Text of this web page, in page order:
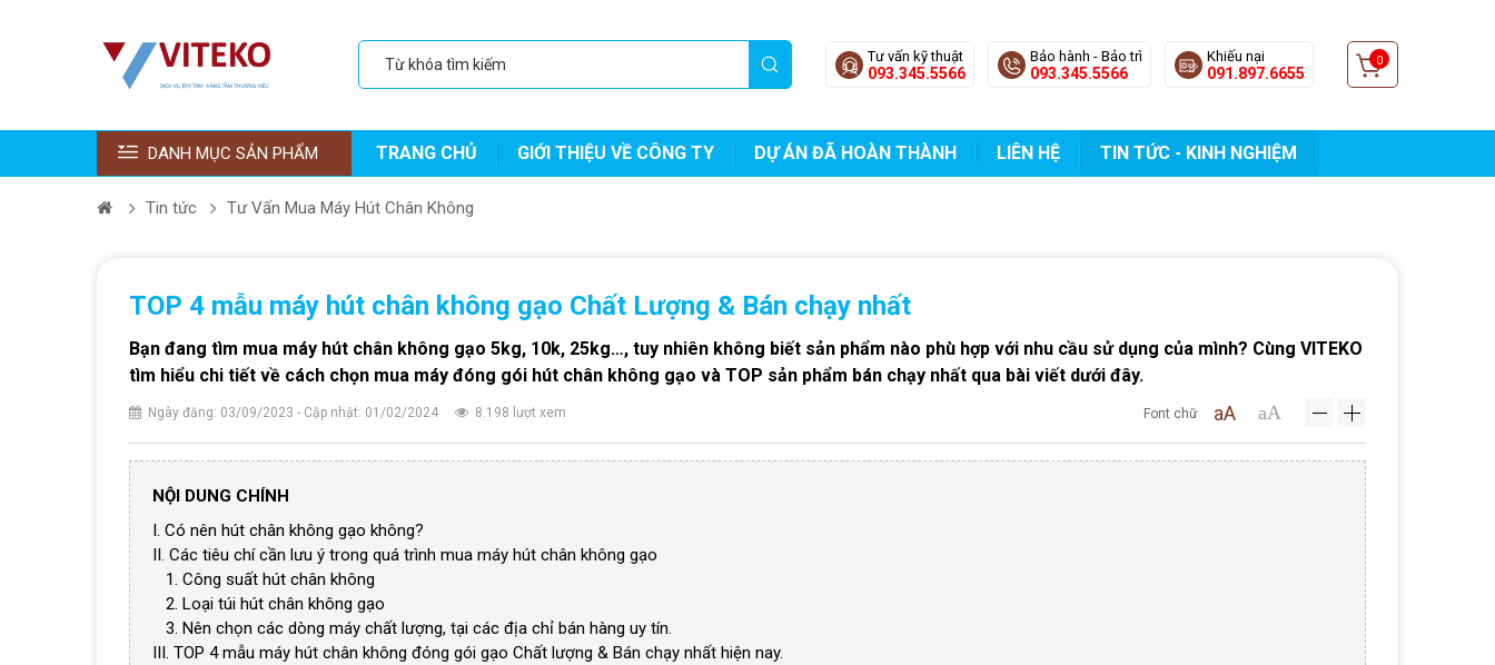
Tư vấn kỹ thuật
093.345.5566
Bảo hành - Bảo trì
093.345.5566
Khiếu nại
091.897.6655
0
DANH MỤC SẢN PHẨM TRANG CHỦ GIỚI THIỆU VỀ CÔNG TY DỰ ÁN ĐÃ HOÀN THÀNH LIÊN HỆ TIN TỨC - KINH NGHIỆM
Tin tức Tư Vấn Mua Máy Hút Chân Không
TOP 4 mẫu máy hút chân không gạo Chất Lượng & Bán chạy nhất
Bạn đang tìm mua máy hút chân không gạo 5kg, 10k, 25kg…, tuy nhiên không biết sản phẩm nào phù hợp với nhu cầu sử dụng của mình? Cùng VITEKO
tìm hiểu chi tiết về cách chọn mua máy đóng gói hút chân không gạo và TOP sản phẩm bán chạy nhất qua bài viết dưới đây.
Ngày đăng: 03/09/2023 - Cập nhật: 01/02/2024 8.198 lượt xem Font chữ aA aA
NỘI DUNG CHÍNH
I. Có nên hút chân không gạo không?
II. Các tiêu chí cần lưu ý trong quá trình mua máy hút chân không gạo
1. Công suất hút chân không
2. Loại túi hút chân không gạo
3. Nên chọn các dòng máy chất lượng, tại các địa chỉ bán hàng uy tín.
III. TOP 4 mẫu máy hút chân không đóng gói gạo Chất lượng & Bán chạy nhất hiện nay.